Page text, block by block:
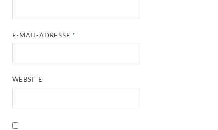
E-MAIL-ADRESSE*
WEBSITE